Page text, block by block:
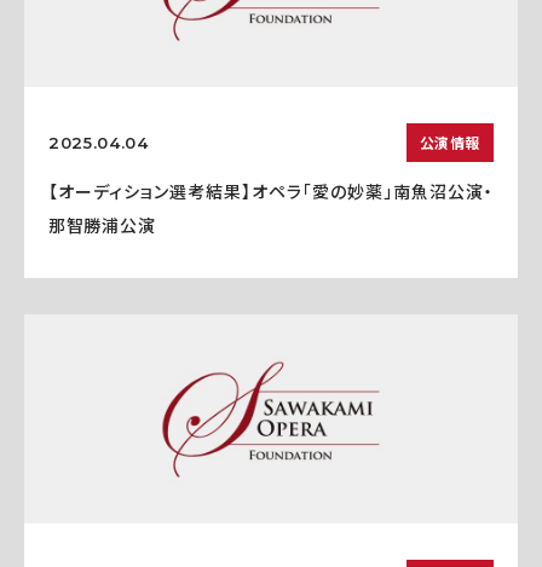
2025.04.04 公演情報
【オーディション選考結果】オペラ「愛の妙薬」南魚沼公演・
那智勝浦公演